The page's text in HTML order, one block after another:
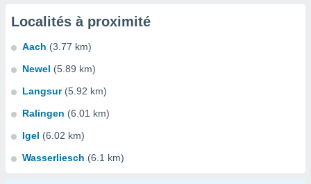
Localités à proximité
Aach (3.77 km)
Newel (5.89 km)
Langsur (5.92 km)
Ralingen (6.01 km)
Igel (6.02 km)
Wasserliesch (6.1 km)